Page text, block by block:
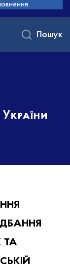
Пошук
та